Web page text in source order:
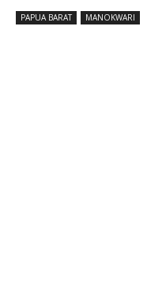
PAPUA BARAT MANOKWARI